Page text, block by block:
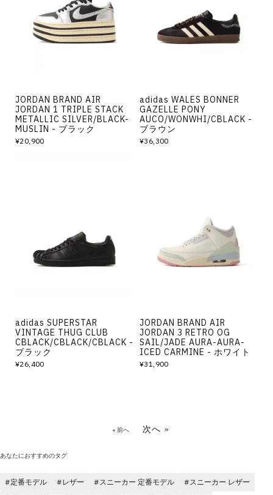
JORDAN BRAND AIR
JORDAN 1 TRIPLE STACK
METALLIC SILVER/BLACK-
MUSLIN - ブラック
¥20,900
adidas WALES BONNER
GAZELLE PONY
AUCO/WONWHI/CBLACK -
ブラウン
¥36,300
adidas SUPERSTAR
VINTAGE THUG CLUB
CBLACK/CBLACK/CBLACK -
ブラック
¥26,400
JORDAN BRAND AIR
JORDAN 3 RETRO OG
SAIL/JADE AURA-AURA-
ICED CARMINE - ホワイト
¥31,900
« 前へ 次へ »
あなたにおすすめのタグ
定番モデル レザー スニーカー 定番モデル
スニーカー レザー